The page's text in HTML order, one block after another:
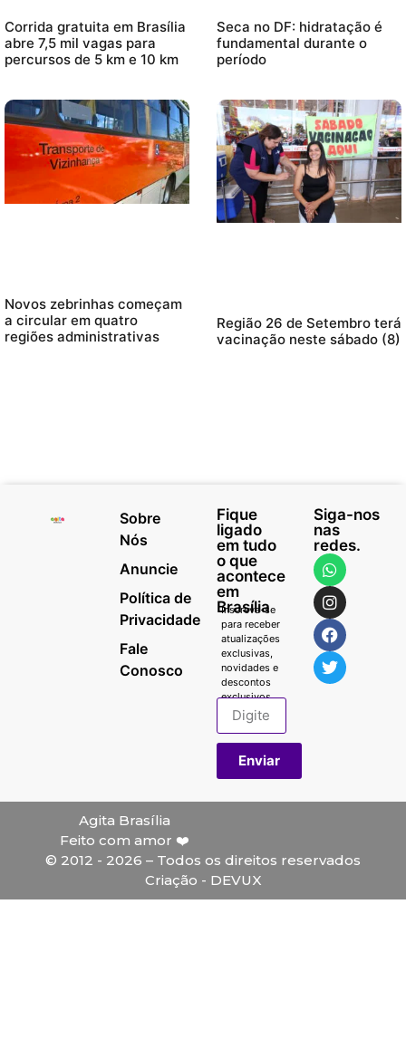
Corrida gratuita em Brasília
abre 7,5 mil vagas para
percursos de 5 km e 10 km
Seca no DF: hidratação é
fundamental durante o
período
Novos zebrinhas começam
a circular em quatro
regiões administrativas
Região 26 de Setembro terá
vacinação neste sábado (8)
Sobre
Nós
Anuncie
Política de
Privacidade
Fale
Conosco
Fique
ligado
em tudo
o que
acontece
em
Brasília
Inscreva-se
para receber
atualizações
exclusivas,
novidades e
descontos
exclusivos.
Enviar
Siga-nos
nas
redes.
Agita Brasília
Feito com amor ❤️
© 2012 - 2026 – Todos os direitos reservados
Criação - DEVUX